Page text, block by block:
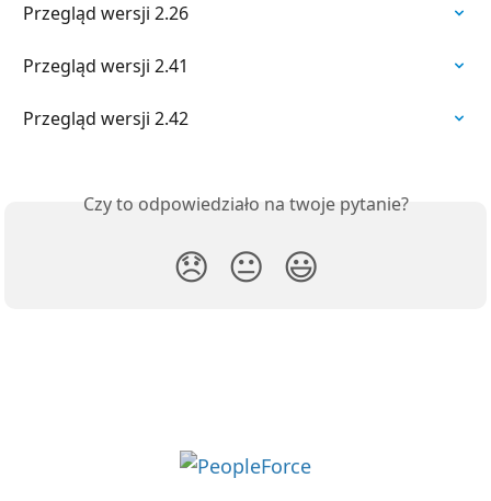
Przegląd wersji 2.26
Przegląd wersji 2.41
Przegląd wersji 2.42
Czy to odpowiedziało na twoje pytanie?
😞 😐 😃